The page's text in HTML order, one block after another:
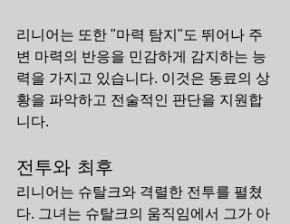
리니어는 또한 "마력 탐지"도 뛰어나 주
변 마력의 반응을 민감하게 감지하는 능
력을 가지고 있습니다. 이것은 동료의 상
황을 파악하고 전술적인 판단을 지원합
니다.
전투와 최후
리니어는 슈탈크와 격렬한 전투를 펼쳤
다. 그녀는 슈탈크의 움직임에서 그가 아